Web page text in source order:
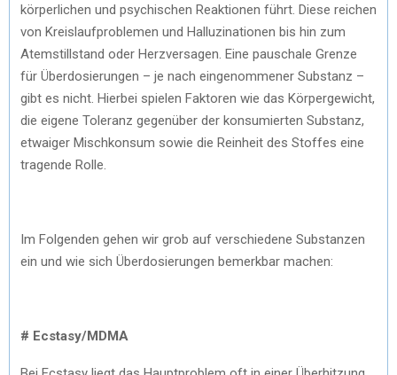
körperlichen und psychischen Reaktionen führt. Diese reichen
von Kreislaufproblemen und Halluzinationen bis hin zum
Atemstillstand oder Herzversagen. Eine pauschale Grenze
für Überdosierungen – je nach eingenommener Substanz –
gibt es nicht. Hierbei spielen Faktoren wie das Körpergewicht,
die eigene Toleranz gegenüber der konsumierten Substanz,
etwaiger Mischkonsum sowie die Reinheit des Stoffes eine
tragende Rolle.
Im Folgenden gehen wir grob auf verschiedene Substanzen
ein und wie sich Überdosierungen bemerkbar machen:
# Ecstasy/MDMA